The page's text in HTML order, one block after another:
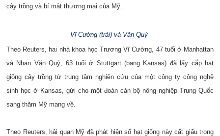
cây trồng và bí mật thương mại của Mỹ.
Vĩ Cường (trái) và Văn Quý
Theo Reuters, hai nhà khoa học Trương Vĩ Cường, 47 tuổi ở Manhattan
và Nhan Văn Quý, 63 tuổi ở Stuttgart (bang Kansas) đã lấy cắp hạt
giống cây trồng từ trung tâm nghiên cứu của một công ty công nghệ
sinh học ở Kansas, gửi cho một đoàn cán bộ nông nghiệp Trung Quốc
sang thăm Mỹ mang về.
Theo Reuters, hải quan Mỹ đã phát hiện số hạt giống này cất giấu trong